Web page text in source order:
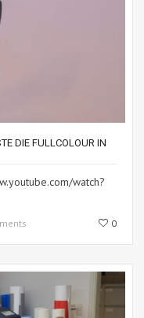
DIE FULLCOLOUR IN
watch?
0